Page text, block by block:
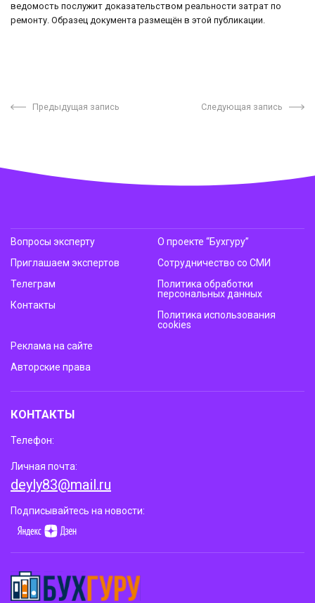
ведомость послужит доказательством реальности затрат по
ремонту. Образец документа размещён в этой публикации.
Предыдущая запись Следующая запись
Вопросы эксперту
Приглашаем экспертов
Телеграм
Контакты
О проекте “Бухгуру”
Сотрудничество со СМИ
Политика обработки
персональных данных
Политика использования
cookies
Реклама на сайте
Авторские права
КОНТАКТЫ
Телефон:
Личная почта:
deyly83@mail.ru
Подписывайтесь на новости: